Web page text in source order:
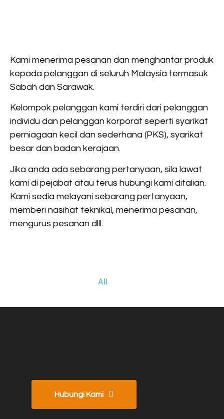
Kami menerima pesanan dan menghantar produk
kepada pelanggan di seluruh Malaysia termasuk
Sabah dan Sarawak.
Kelompok pelanggan kami terdiri dari pelanggan
individu dan pelanggan korporat seperti syarikat
perniagaan kecil dan sederhana (PKS), syarikat
besar dan badan kerajaan.
Jika anda ada sebarang pertanyaan, sila lawat
kami di pejabat atau terus hubungi kami ditalian.
Kami sedia melayani sebarang pertanyaan,
memberi nasihat teknikal, menerima pesanan,
mengurus pesanan dlll.
All
Hubungi Kami